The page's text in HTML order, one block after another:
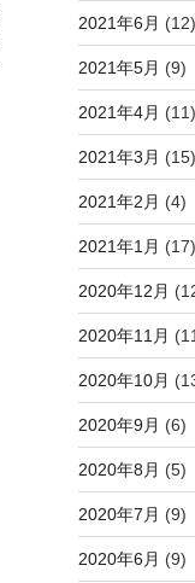
2021年6月 (12)
2021年5月 (9)
2021年4月 (11)
2021年3月 (15)
2021年2月 (4)
2021年1月 (17)
2020年12月
2020年11月
2020年10月
2020年9月 (6)
2020年8月 (5)
2020年7月 (9)
2020年6月 (9)